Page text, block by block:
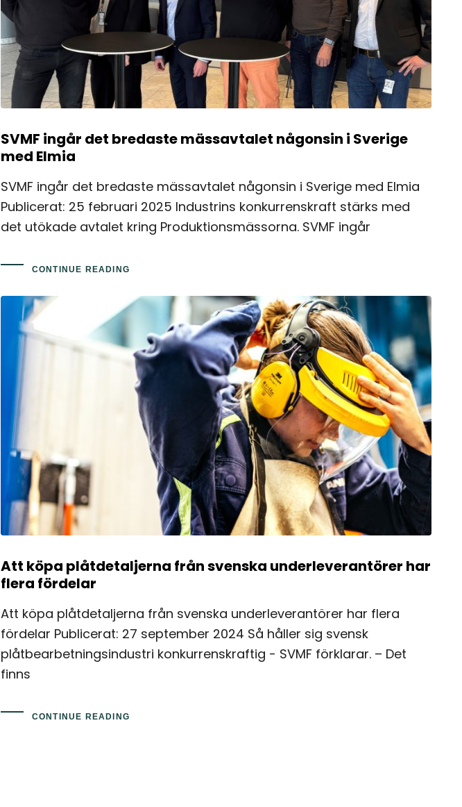
SVMF ingår det bredaste mässavtalet någonsin i Sverige
med Elmia
SVMF ingår det bredaste mässavtalet någonsin i Sverige med Elmia
Publicerat: 25 februari 2025 Industrins konkurrenskraft stärks med
det utökade avtalet kring Produktionsmässorna. SVMF ingår
CONTINUE READING
Att köpa plåtdetaljerna från svenska underleverantörer har
flera fördelar
Att köpa plåtdetaljerna från svenska underleverantörer har flera
fördelar Publicerat: 27 september 2024 Så håller sig svensk
plåtbearbetningsindustri konkurrenskraftig - SVMF förklarar. – Det
finns
CONTINUE READING